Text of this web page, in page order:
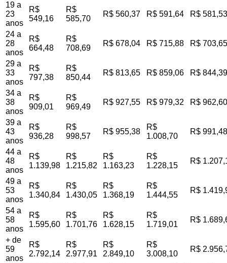
19 a
23
anos
R$
549,16
R$
585,70
R$ 560,37 R$ 591,64 R$ 581,53
24 a
28
anos
R$
664,48
R$
708,69
R$ 678,04 R$ 715,88 R$ 703,65
29 a
33
anos
R$
797,38
R$
850,44
R$ 813,65 R$ 859,06 R$ 844,39
34 a
38
anos
R$
909,01
R$
969,49
R$ 927,55 R$ 979,32 R$ 962,60
39 a
43
anos
R$
936,28
R$
998,57
R$ 955,38
R$
1.008,70
R$ 991,48
44 a
48
anos
R$
1.139,98
R$
1.215,82
R$
1.163,23
R$
1.228,15
R$
49 a
53
anos
R$
1.340,84
R$
1.430,05
R$
1.368,19
R$
1.444,55
R$
54 a
58
anos
R$
1.595,60
R$
1.701,76
R$
1.628,15
R$
1.719,01
R$
+ de
59
anos
R$
2.792,14
R$
2.977,91
R$
2.849,10
R$
3.008,10
R$